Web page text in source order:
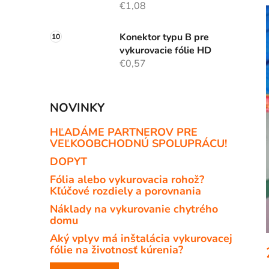
€1,08
Konektor typu B pre
vykurovacie fólie HD
€0,57
NOVINKY
HĽADÁME PARTNEROV PRE
VEĽKOOBCHODNÚ SPOLUPRÁCU!
DOPYT
Fólia alebo vykurovacia rohož?
Kľúčové rozdiely a porovnania
Náklady na vykurovanie chytrého
domu
Aký vplyv má inštalácia vykurovacej
fólie na životnosť kúrenia?